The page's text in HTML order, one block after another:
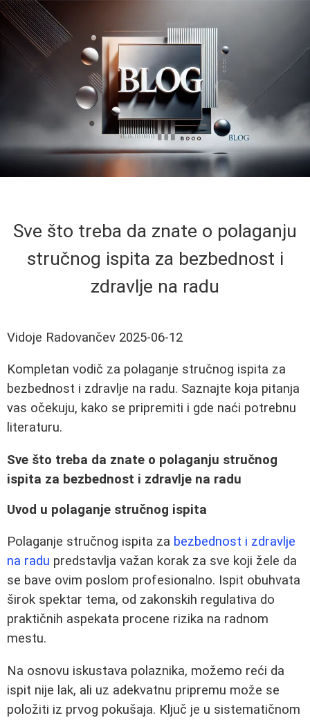
Sve što treba da znate o polaganju
stručnog ispita za bezbednost i
zdravlje na radu
Vidoje Radovančev 2025-06-12
Kompletan vodič za polaganje stručnog ispita za
bezbednost i zdravlje na radu. Saznajte koja pitanja
vas očekuju, kako se pripremiti i gde naći potrebnu
literaturu.
Sve što treba da znate o polaganju stručnog
ispita za bezbednost i zdravlje na radu
Uvod u polaganje stručnog ispita
Polaganje stručnog ispita za bezbednost i zdravlje
na radu predstavlja važan korak za sve koji žele da
se bave ovim poslom profesionalno. Ispit obuhvata
širok spektar tema, od zakonskih regulativa do
praktičnih aspekata procene rizika na radnom
mestu.
Na osnovu iskustava polaznika, možemo reći da
ispit nije lak, ali uz adekvatnu pripremu može se
položiti iz prvog pokušaja. Ključ je u sistematičnom